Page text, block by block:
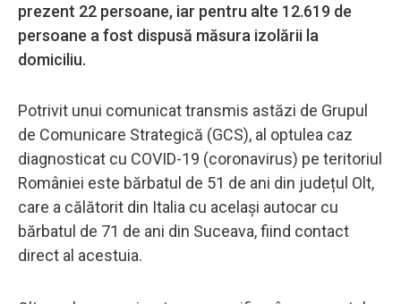
prezent 22 persoane, iar pentru alte 12.619 de
persoane a fost dispusă măsura izolării la
domiciliu.
Potrivit unui comunicat transmis astăzi de Grupul
de Comunicare Strategică (GCS), al optulea caz
diagnosticat cu COVID-19 (coronavirus) pe teritoriul
României este bărbatul de 51 de ani din județul Olt,
care a călătorit din Italia cu același autocar cu
bărbatul de 71 de ani din Suceava, fiind contact
direct al acestuia.